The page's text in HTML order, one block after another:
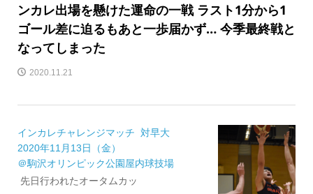
ンカレ出場を懸けた運命の一戦 ラスト1分から1
ゴール差に迫るもあと一歩届かず… 今季最終戦と
なってしまった
2020.11.21
インカレチャレンジマッチ 対早大
2020年11月13日（金）
＠駒沢オリンピック公園屋内球技場
先日行われたオータムカッ